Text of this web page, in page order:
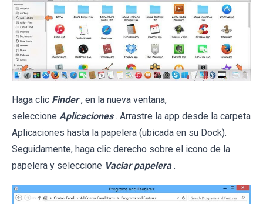
Haga clic Finder , en la nueva ventana,
seleccione Aplicaciones . Arrastre la app desde la carpeta
Aplicaciones hasta la papelera (ubicada en su Dock).
Seguidamente, haga clic derecho sobre el icono de la
papelera y seleccione Vaciar papelera .